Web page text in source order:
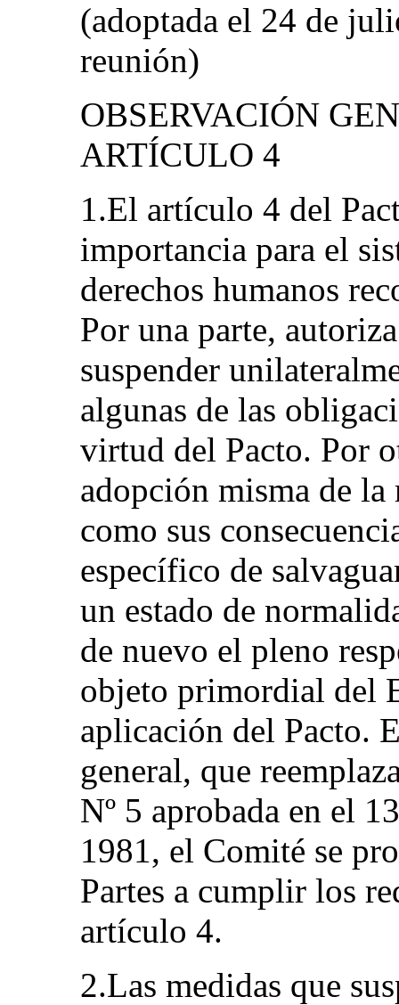
(adoptada el 24 de
reunión)
OBSERVACIÓN
ARTÍCULO 4
1.El artículo 4 del
importancia para el
derechos humanos
Por una parte,
suspender
algunas de las
virtud del Pacto. Por
adopción misma de la
como sus
específico de
un estado de
de nuevo el pleno
objeto primordial del
aplicación del Pacto.
general, que
Nº 5 aprobada en el
1981, el Comité se
Partes a cumplir los
artículo 4.
2.Las medidas que